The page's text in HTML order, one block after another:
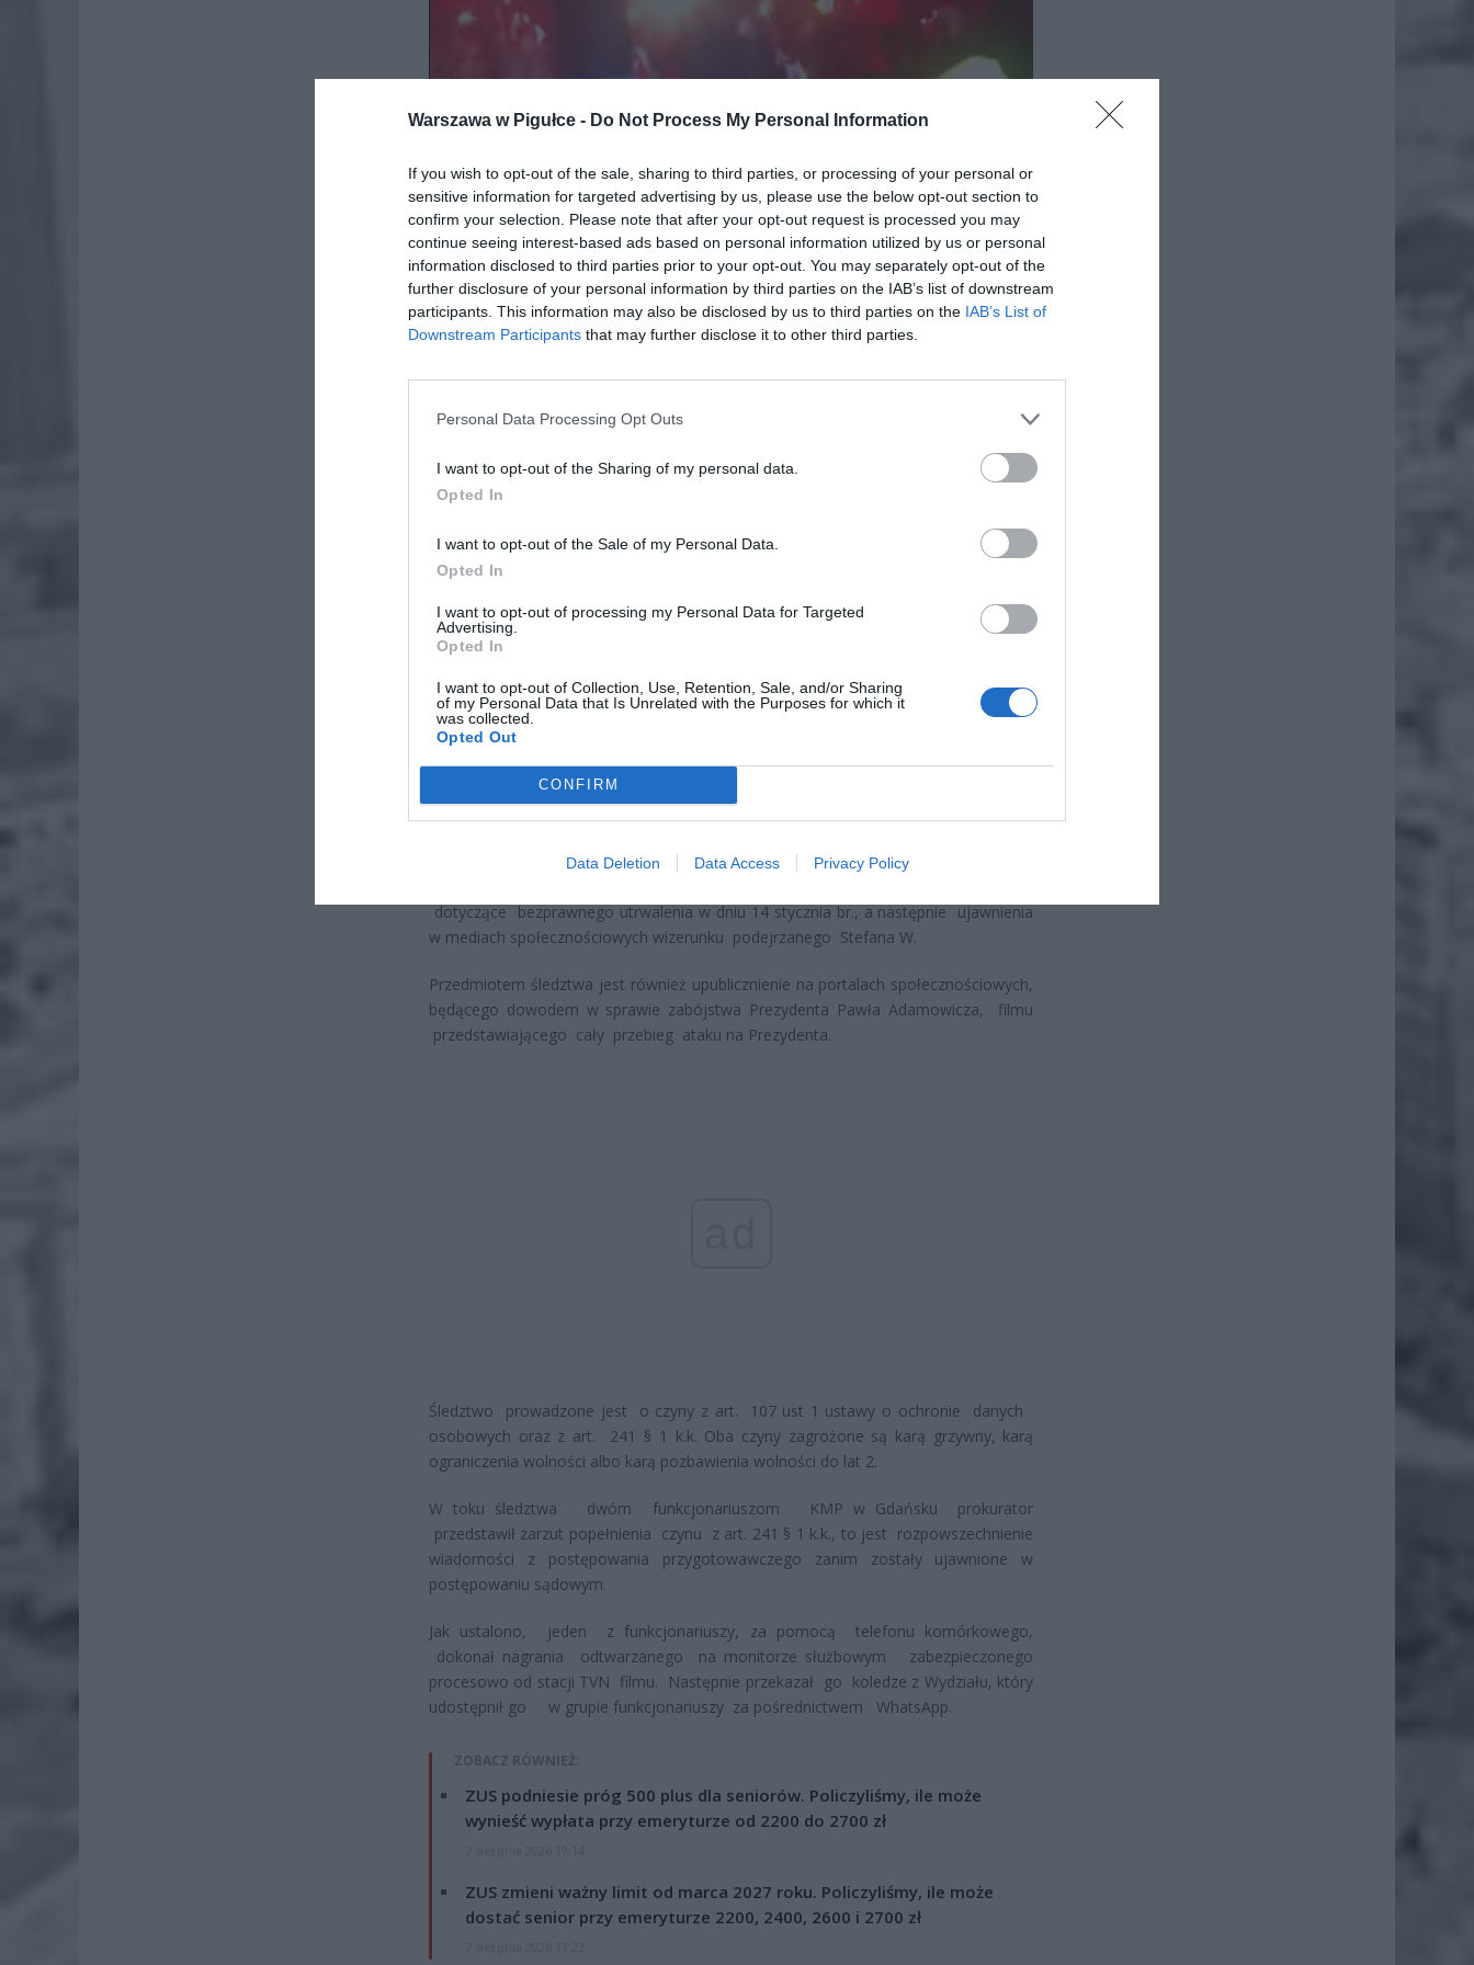
Warszawa w Pigułce - Do Not Process My Personal Information
If you wish to opt-out of the sale, sharing to third parties, or processing of your personal or
sensitive information for targeted advertising by us, please use the below opt-out section to
confirm your selection. Please note that after your opt-out request is processed you may
continue seeing interest-based ads based on personal information utilized by us or personal
information disclosed to third parties prior to your opt-out. You may separately opt-out of the
further disclosure of your personal information by third parties on the IAB’s list of downstream
participants. This information may also be disclosed by us to third parties on the IAB’s List of
Downstream Participants that may further disclose it to other third parties.
Personal Data Processing Opt Outs
I want to opt-out of the Sharing of my personal data.
Opted In
I want to opt-out of the Sale of my Personal Data.
Opted In
I want to opt-out of processing my Personal Data for Targeted
Advertising.
Opted In
I want to opt-out of Collection, Use, Retention, Sale, and/or Sharing
of my Personal Data that Is Unrelated with the Purposes for which it
was collected.
Opted Out
CONFIRM
Data Deletion Data Access Privacy Policy
ZOBACZ RÓWNIEŻ:
26-letni obywatel Ukrainy zaatakował zakonnicę i zerwał jej krzyż.
Teraz nastąpił zwrot w sprawie
8 sierpnia 2026 15:40
Nawet 3600 zł miesięcznie zamiast 800+. Nowa propozycja dla
rodziców dzieci do 3. roku życia
dotyczące bezprawnego utrwalenia w dniu 14 stycznia br., a następnie ujawnienia
w mediach społecznościowych wizerunku podejrzanego Stefana W.
Przedmiotem śledztwa jest również upublicznienie na portalach społecznościowych,
będącego dowodem w sprawie zabójstwa Prezydenta Pawła Adamowicza, filmu
przedstawiającego cały przebieg ataku na Prezydenta.
Śledztwo prowadzone jest o czyny z art. 107 ust 1 ustawy o ochronie danych
osobowych oraz z art. 241 § 1 k.k. Oba czyny zagrożone są karą grzywny, karą
ograniczenia wolności albo karą pozbawienia wolności do lat 2.
W toku śledztwa dwóm funkcjonariuszom KMP w Gdańsku prokurator
przedstawił zarzut popełnienia czynu z art. 241 § 1 k.k., to jest rozpowszechnienie
wiadomości z postępowania przygotowawczego zanim zostały ujawnione w
postępowaniu sądowym.
Jak ustalono, jeden z funkcjonariuszy, za pomocą telefonu komórkowego,
dokonał nagrania odtwarzanego na monitorze służbowym zabezpieczonego
procesowo od stacji TVN filmu. Następnie przekazał go koledze z Wydziału, który
udostępnił go w grupie funkcjonariuszy za pośrednictwem WhatsApp.
ZOBACZ RÓWNIEŻ:
ZUS podniesie próg 500 plus dla seniorów. Policzyliśmy, ile może
wynieść wypłata przy emeryturze od 2200 do 2700 zł
ZUS zmieni ważny limit od marca 2027 roku. Policzyliśmy, ile może
dostać senior przy emeryturze 2200, 2400, 2600 i 2700 zł